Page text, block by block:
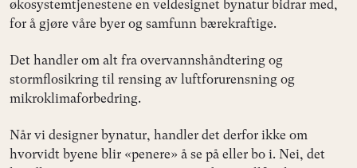
økosystemtjenestene en veldesignet bynatur bidrar med,
for å gjøre våre byer og samfunn bærekraftige.
Det handler om alt fra overvannshåndtering og
stormflosikring til rensing av luftforurensning og
mikroklimaforbedring.
Når vi designer bynatur, handler det derfor ikke om
hvorvidt byene blir «penere» å se på eller bo i. Nei, det